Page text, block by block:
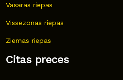
Vasaras riepas
Vissezonas riepas
Ziemas riepas
Citas preces